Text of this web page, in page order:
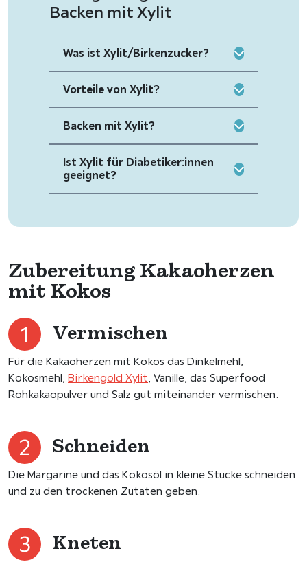
Backen mit Xylit
Was ist Xylit/Birkenzucker?
Vorteile von Xylit?
Backen mit Xylit?
Ist Xylit für Diabetiker:innen
geeignet?
Zubereitung Kakaoherzen
mit Kokos
Vermischen
Für die Kakaoherzen mit Kokos das Dinkelmehl,
Kokosmehl, Birkengold Xylit, Vanille, das Superfood
Rohkakaopulver und Salz gut miteinander vermischen.
Schneiden
Die Margarine und das Kokosöl in kleine Stücke schneiden
und zu den trockenen Zutaten geben.
Kneten